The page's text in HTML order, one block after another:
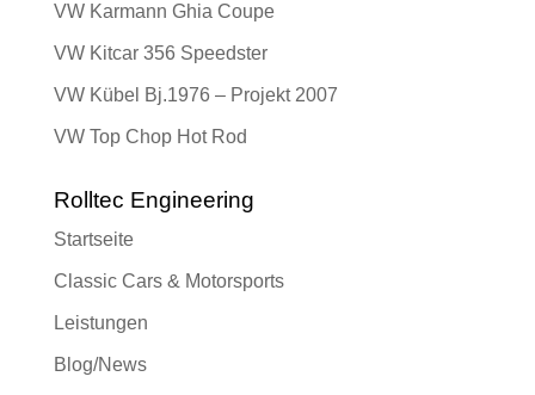
VW Karmann Ghia Coupe
VW Kitcar 356 Speedster
VW Kübel Bj.1976 – Projekt 2007
VW Top Chop Hot Rod
Rolltec Engineering
Startseite
Classic Cars & Motorsports
Leistungen
Blog/News